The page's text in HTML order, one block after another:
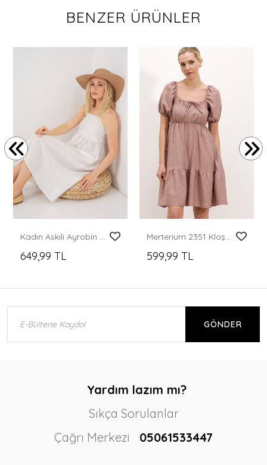
BENZER ÜRÜNLER
Kadın Askılı Ayrobin Elbise 2565 - Beyaz
649,99 TL
Merterium 2351 Kloş Poplin Elbise - A.Gül Kurusu
599,99 TL
GÖNDER
Yardım lazım mı?
Sıkça Sorulanlar
Çağrı Merkezi
05061533447